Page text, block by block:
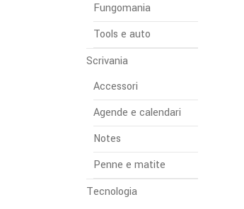
Fungomania
Tools e auto
Scrivania
Accessori
Agende e calendari
Notes
Penne e matite
Tecnologia